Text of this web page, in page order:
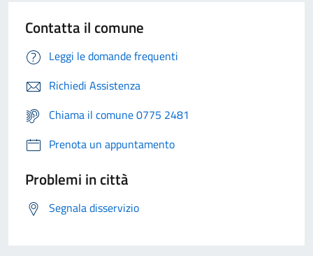
Contatta il comune
Leggi le domande frequenti
Richiedi Assistenza
Chiama il comune 0775 2481
Prenota un appuntamento
Problemi in città
Segnala disservizio